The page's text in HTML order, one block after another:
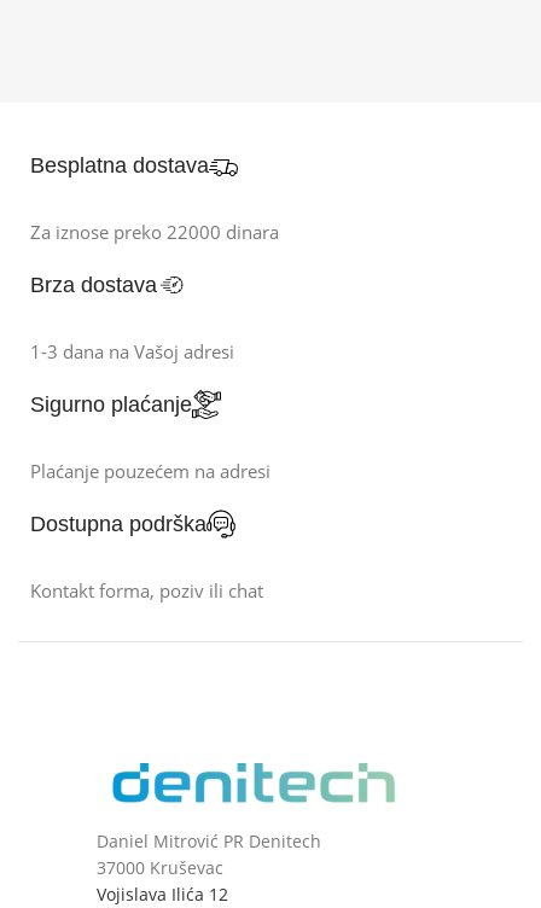
Besplatna dostava
Za iznose preko 22000 dinara
Brza dostava
1-3 dana na Vašoj adresi
Sigurno plaćanje
Plaćanje pouzećem na adresi
Dostupna podrška
Kontakt forma, poziv ili chat
Daniel Mitrović PR Denitech
37000 Kruševac
Vojislava Ilića 12